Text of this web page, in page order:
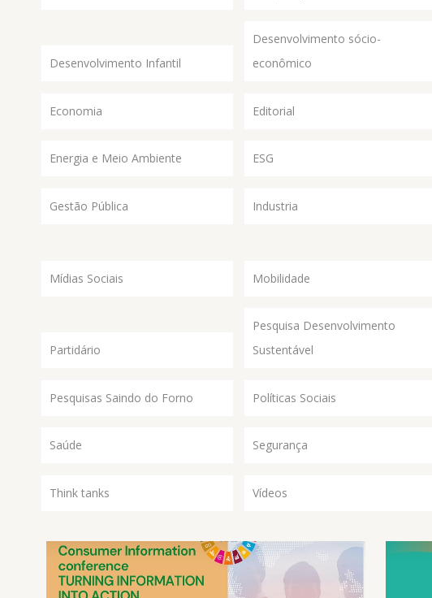
Desenvolvimento Infantil
Desenvolvimento sócio-
econômico
Economia Editorial
Energia e Meio Ambiente ESG
Gestão Pública Industria
Mídias Sociais Mobilidade
Partidário
Pesquisa Desenvolvimento
Sustentável
Pesquisas Saindo do Forno Políticas Sociais
Saúde Segurança
Think tanks Vídeos